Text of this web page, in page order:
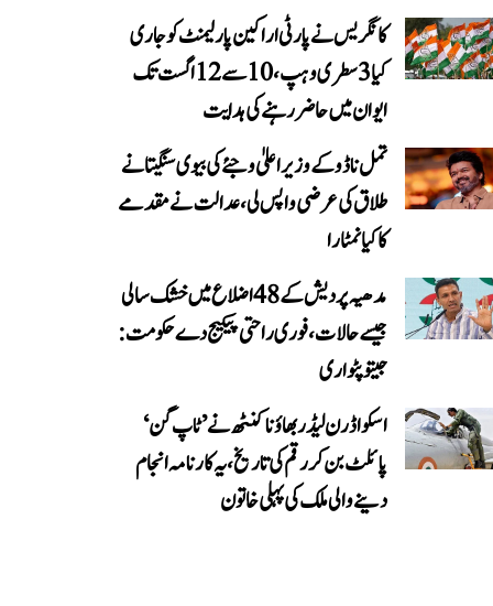
کانگریس نے پارٹی اراکین پارلیمنٹ کو جاری
کیا 3 سطری وہپ، 10 سے 12 اگست تک
ایوان میں حاضر رہنے کی ہدایت
تمل ناڈو کے وزیر اعلیٰ وجئے کی بیوی سنگیتا نے
طلاق کی عرضی واپس لی، عدالت نے مقدمے
کا کیا نمٹارا
مدھیہ پردیش کے 48 اضلاع میں خشک سالی
جیسے حالات، فوری راحتی پیکیج دے حکومت:
جیتو پٹواری
اسکواڈرن لیڈر بھاؤنا کنٹھ نے ’ٹاپ گن‘
پائلٹ بن کر رقم کی تاریخ، یہ کارنامہ انجام
دینے والی ملک کی پہلی خاتون